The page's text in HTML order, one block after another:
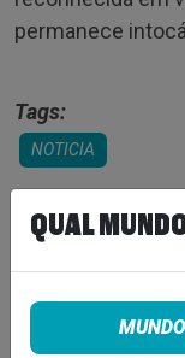
permanece
Tags:
NOTICIA
Share on Facebook
QUAL